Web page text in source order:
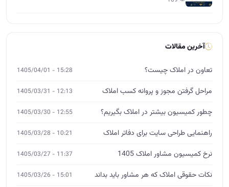
آخرین مقالات
تعاون در املاک چیست؟ 15:28 - 1405/04/01
مراحل گرفتن مجوز و پروانه کسب املاک 12:13 - 1405/03/31
چطور کمیسیون بیشتر در املاک بگیریم؟ 12:55 - 1405/03/30
راهنمایی طراحی سایت برای دفاتر املاک 10:21 - 1405/03/28
نرخ کمیسیون مشاور املاک 1405 11:37 - 1405/03/27
نکات حقوقی املاک که هر مشاور باید بداند 15:01 - 1405/03/26